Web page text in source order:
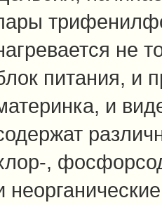
не
питания, и
и
,